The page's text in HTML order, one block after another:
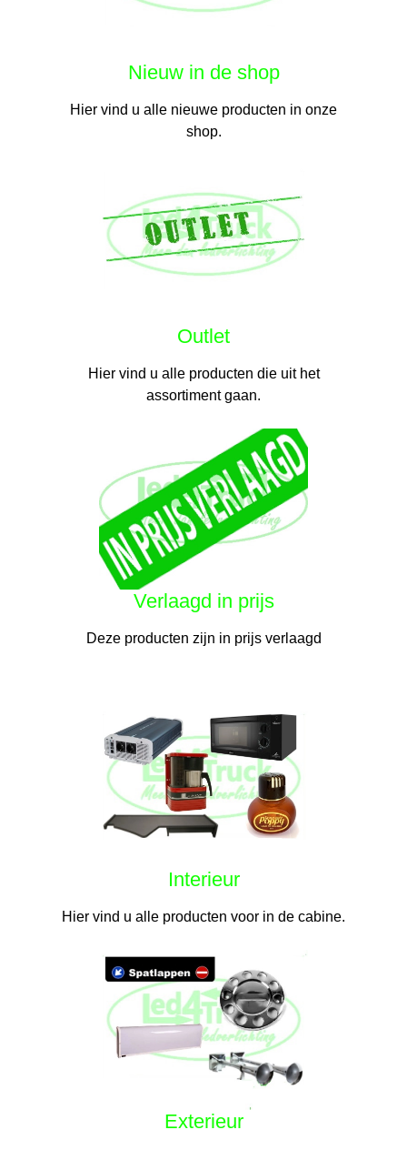
Nieuw in de shop
Hier vind u alle nieuwe producten in onze
shop.
Outlet
Hier vind u alle producten die uit het
assortiment gaan.
Verlaagd in prijs
Deze producten zijn in prijs verlaagd
Interieur
Hier vind u alle producten voor in de cabine.
Exterieur